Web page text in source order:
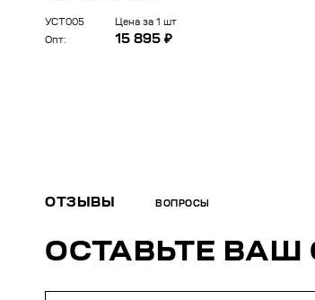
УСТ005
Цена за 1 шт
Опт:
15 895 ₽
ОТЗЫВЫ ВОПРОСЫ
ОСТАВЬТЕ ВАШ